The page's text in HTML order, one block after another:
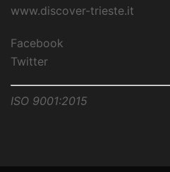
www.discover-trieste.it
Facebook
Twitter
ISO 9001:2015